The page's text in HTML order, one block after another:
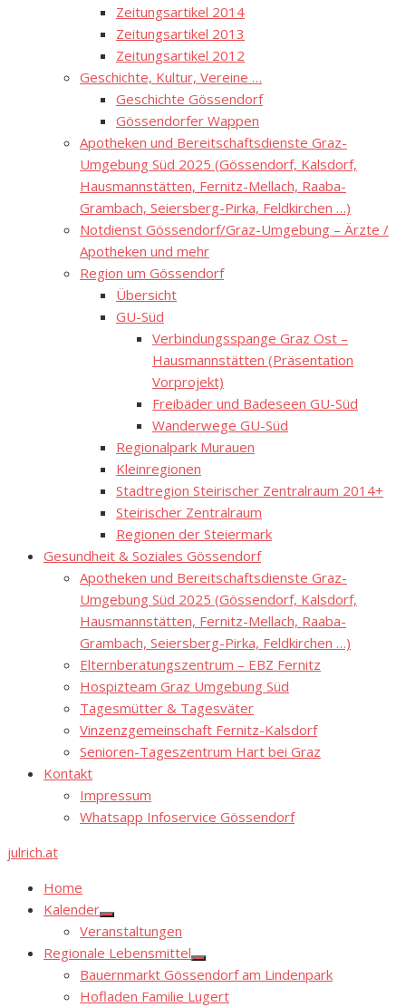
Zeitungsartikel 2014
Zeitungsartikel 2013
Zeitungsartikel 2012
Geschichte, Kultur, Vereine …
Geschichte Gössendorf
Gössendorfer Wappen
Apotheken und Bereitschaftsdienste Graz-
Umgebung Süd 2025 (Gössendorf, Kalsdorf,
Hausmannstätten, Fernitz-Mellach, Raaba-
Grambach, Seiersberg-Pirka, Feldkirchen …)
Notdienst Gössendorf/Graz-Umgebung – Ärzte /
Apotheken und mehr
Region um Gössendorf
Übersicht
GU-Süd
Verbindungsspange Graz Ost –
Hausmannstätten (Präsentation
Vorprojekt)
Freibäder und Badeseen GU-Süd
Wanderwege GU-Süd
Regionalpark Murauen
Kleinregionen
Stadtregion Steirischer Zentralraum 2014+
Steirischer Zentralraum
Regionen der Steiermark
Gesundheit & Soziales Gössendorf
Apotheken und Bereitschaftsdienste Graz-
Umgebung Süd 2025 (Gössendorf, Kalsdorf,
Hausmannstätten, Fernitz-Mellach, Raaba-
Grambach, Seiersberg-Pirka, Feldkirchen …)
Elternberatungszentrum – EBZ Fernitz
Hospizteam Graz Umgebung Süd
Tagesmütter & Tagesväter
Vinzenzgemeinschaft Fernitz-Kalsdorf
Senioren-Tageszentrum Hart bei Graz
Kontakt
Impressum
Whatsapp Infoservice Gössendorf
julrich.at
Home
Kalender
Show
sub
menu
Veranstaltungen
Regionale Lebensmittel
Show
sub
menu
Bauernmarkt Gössendorf am Lindenpark
Hofladen Familie Lugert